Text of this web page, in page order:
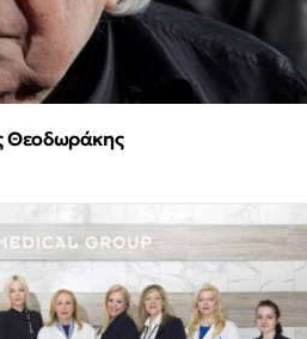
Θεοδωράκης